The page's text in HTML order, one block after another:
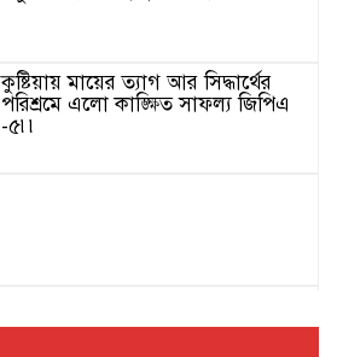
কুষ্টিয়ায় মায়ের ত্যাগ আর সিদ্ধার্থের
পরিশ্রমে এলো কাঙ্ক্ষিত সাফল্য জিপিএ
-৫৷৷
উপলক্ষে নিরাপত্তা ব্যবস্থা পরিদর্শনে